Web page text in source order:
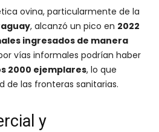
ovina, particularmente de la
, alcanzó un pico en 2022
ingresados de manera
vías informales podrían haber
2000 ejemplares, lo que
de las fronteras sanitarias.
y